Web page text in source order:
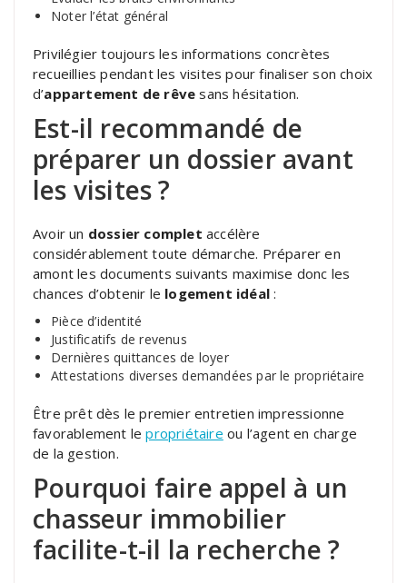
Noter l’état général
Privilégier toujours les informations concrètes
recueillies pendant les visites pour finaliser son choix
d’appartement de rêve sans hésitation.
Est-il recommandé de
préparer un dossier avant
les visites ?
Avoir un dossier complet accélère
considérablement toute démarche. Préparer en
amont les documents suivants maximise donc les
chances d’obtenir le logement idéal :
Pièce d’identité
Justificatifs de revenus
Dernières quittances de loyer
Attestations diverses demandées par le propriétaire
Être prêt dès le premier entretien impressionne
favorablement lepropriétaire ou l’agent en charge
de la gestion.
Pourquoi faire appel à un
chasseur immobilier
facilite-t-il la recherche ?